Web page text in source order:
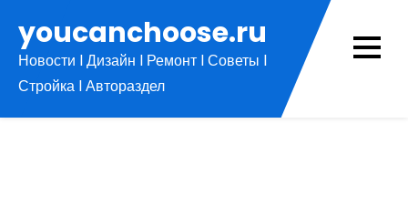
содержимому
youcanchoose.ru
Новости l Дизайн l Ремонт l Советы l
Стройка l Автораздел